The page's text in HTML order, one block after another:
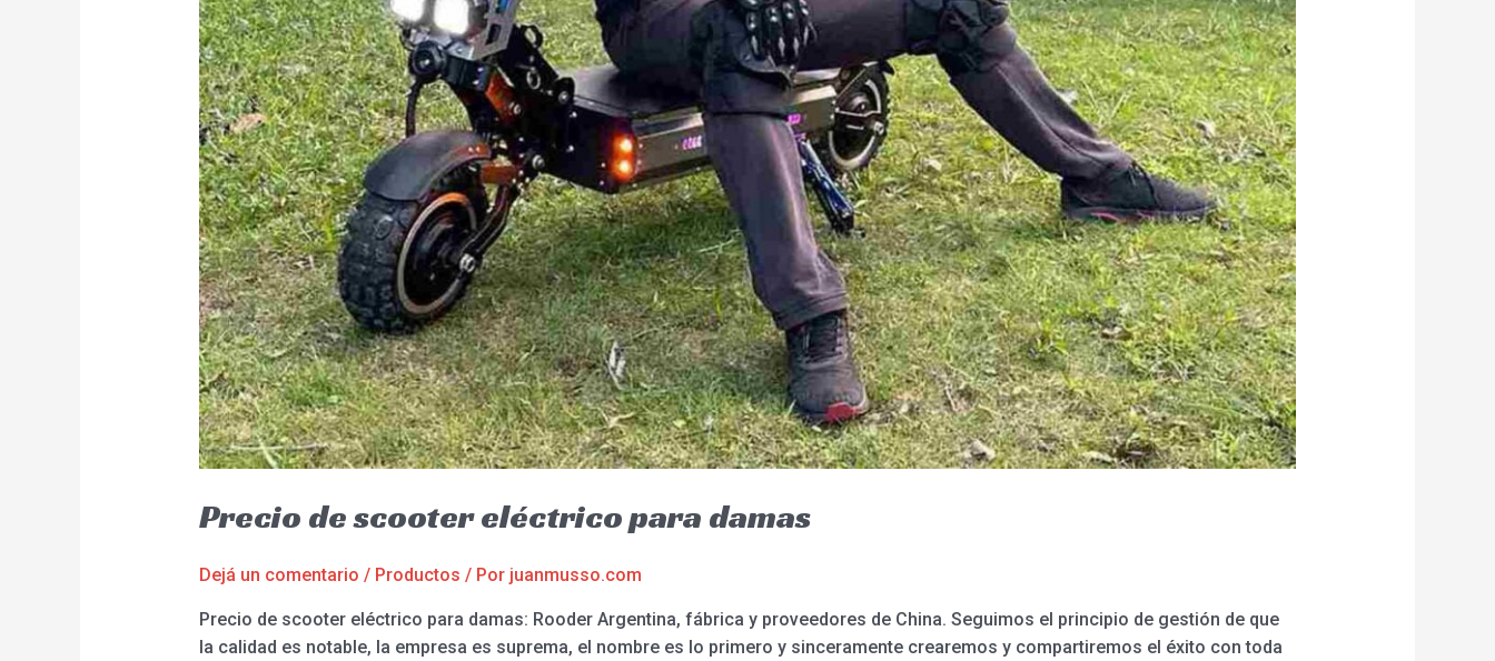
Precio de scooter eléctrico para damas
Dejá un comentario / Productos / Por juanmusso.com
Precio de scooter eléctrico para damas: Rooder Argentina, fábrica y proveedores de China. Seguimos el principio de gestión de que
la calidad es notable, la empresa es suprema, el nombre es lo primero y sinceramente crearemos y compartiremos el éxito con toda